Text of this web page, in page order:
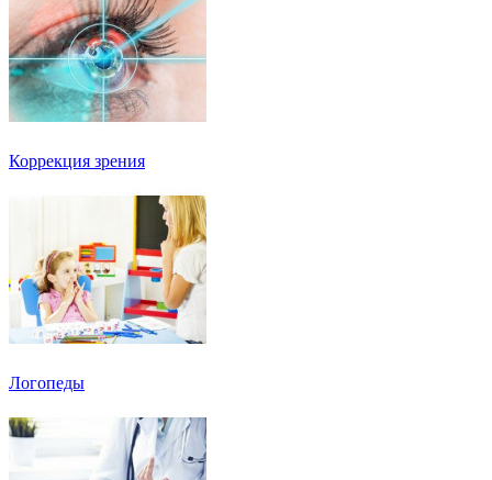
Коррекция зрения
Логопеды